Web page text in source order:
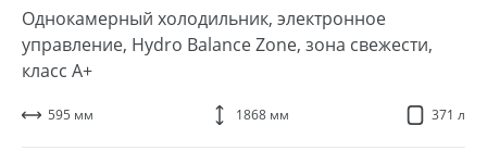
Однокамерный холодильник, электронное
управление, Hydro Balance Zone, зона свежести,
класс A+
595 мм 1868 мм 371 л